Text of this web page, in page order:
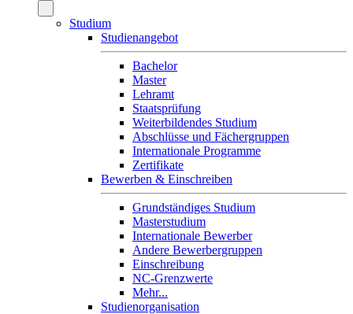
Studium
Studienangebot
Bachelor
Master
Lehramt
Staatsprüfung
Weiterbildendes Studium
Abschlüsse und Fächergruppen
Internationale Programme
Zertifikate
Bewerben & Einschreiben
Grundständiges Studium
Masterstudium
Internationale Bewerber
Andere Bewerbergruppen
Einschreibung
NC-Grenzwerte
Mehr...
Studienorganisation